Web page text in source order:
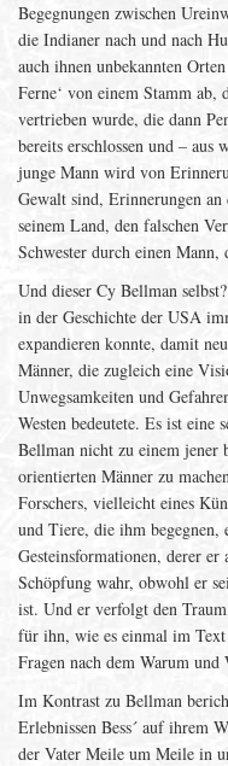
Begegnungen zwischen
die Indianer nach und nach
auch ihnen unbekannten
Ferne‘ von einem Stamm ab,
vertrieben wurde, die dann
bereits erschlossen und –
junge Mann wird von
Gewalt sind, Erinnerungen
seinem Land, den falschen
Schwester durch einen Mann,
Und dieser Cy Bellman
in der Geschichte der USA
expandieren konnte, damit
Männer, die zugleich eine
Unwegsamkeiten und
Westen bedeutete. Es ist
Bellman nicht zu einem jener
orientierten Männer zu
Forschers, vielleicht eines
und Tiere, die ihm begegnen,
Gesteinsformationen, derer
Schöpfung wahr, obwohl er
ist. Und er verfolgt den
für ihn, wie es einmal im
Fragen nach dem Warum und
Im Kontrast zu Bellman
Erlebnissen Bess´ auf ihrem
der Vater Meile um Meile in